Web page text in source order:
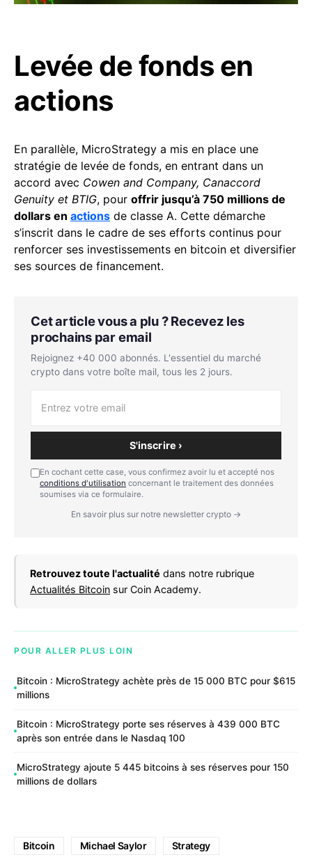
Levée de fonds en
actions
En parallèle, MicroStrategy a mis en place une
stratégie de levée de fonds, en entrant dans un
accord avec Cowen and Company, Canaccord
Genuity et BTIG, pour offrir jusqu’à 750 millions de
dollars en actions de classe A. Cette démarche
s’inscrit dans le cadre de ses efforts continus pour
renforcer ses investissements en bitcoin et diversifier
ses sources de financement.
Cet article vous a plu ? Recevez les
prochains par email
Rejoignez +40 000 abonnés. L'essentiel du marché
crypto dans votre boîte mail, tous les 2 jours.
S'inscrire ›
En cochant cette case, vous confirmez avoir lu et accepté nos
conditions d'utilisation concernant le traitement des données
soumises via ce formulaire.
En savoir plus sur notre newsletter crypto →
Retrouvez toute l'actualité dans notre rubrique
Actualités Bitcoin sur Coin Academy.
POUR ALLER PLUS LOIN
Bitcoin : MicroStrategy achète près de 15 000 BTC pour $615
millions
Bitcoin : MicroStrategy porte ses réserves à 439 000 BTC
après son entrée dans le Nasdaq 100
MicroStrategy ajoute 5 445 bitcoins à ses réserves pour 150
millions de dollars
Bitcoin Michael Saylor Strategy